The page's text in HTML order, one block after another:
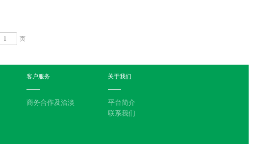
页
客户服务
商务合作及洽淡
关于我们
平台简介
联系我们